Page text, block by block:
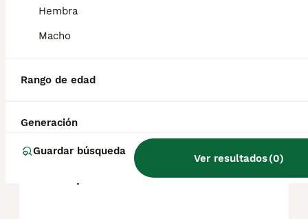
Hembra
Macho
Rango de edad
Generación
Guardar búsqueda
Ver resultados(0)
¿Cuál es la raza de spaniel
más tranquila?
¿Cuánto cuesta un cachorro
de Spaniel Picardo?